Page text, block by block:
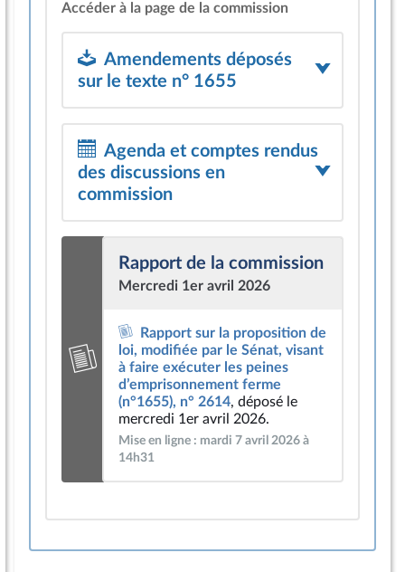
Accéder à la page de la commission
Amendements déposés
sur le texte n° 1655
Agenda et comptes rendus
des discussions en
commission
Rapport de la commission
Mercredi 1er avril 2026
Rapport sur la proposition de
loi, modifiée par le Sénat, visant
à faire exécuter les peines
d’emprisonnement ferme
(n°1655), n° 2614, déposé le
mercredi 1er avril 2026.
Mise en ligne : mardi 7 avril 2026 à
14h31